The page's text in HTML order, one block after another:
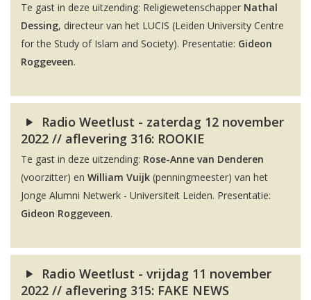
Te gast in deze uitzending: Religiewetenschapper Nathal
Dessing, directeur van het LUCIS (Leiden University Centre
for the Study of Islam and Society). Presentatie: Gideon
Roggeveen.
Radio Weetlust - zaterdag 12 november
2022 // aflevering 316: ROOKIE
Te gast in deze uitzending: Rose-Anne van Denderen
(voorzitter) en William Vuijk (penningmeester) van het
Jonge Alumni Netwerk - Universiteit Leiden. Presentatie:
Gideon Roggeveen.
Radio Weetlust - vrijdag 11 november
2022 // aflevering 315: FAKE NEWS